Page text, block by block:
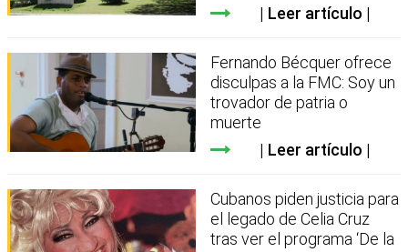
Leer artículo
Fernando Bécquer ofrece
disculpas a la FMC: Soy un
trovador de patria o
muerte
Leer artículo
Cubanos piden justicia para
el legado de Celia Cruz
tras ver el programa ‘De la